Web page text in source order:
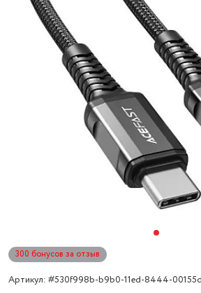
300 бонусов за отзыв
Артикул: #530f998b-b9b0-11ed-8444-